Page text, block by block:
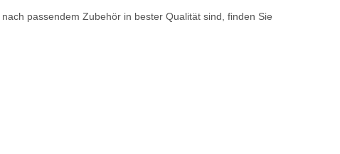
passendem Zubehör in bester Qualität sind, finden Sie